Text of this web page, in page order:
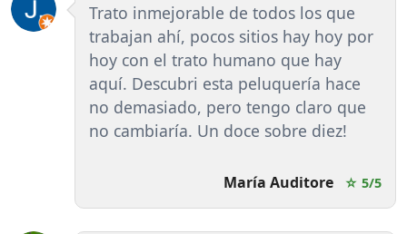
Trato inmejorable de todos los que
trabajan ahí, pocos sitios hay hoy por
hoy con el trato humano que hay
aquí. Descubri esta peluquería hace
no demasiado, pero tengo claro que
no cambiaría. Un doce sobre diez!
María Auditore ☆ 5/5